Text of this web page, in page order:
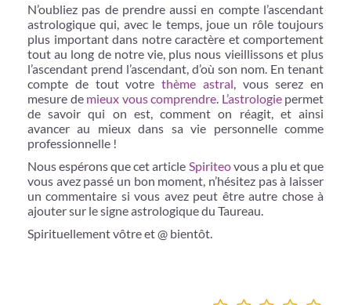
N’oubliez pas de prendre aussi en compte l’ascendant
astrologique qui, avec le temps, joue un rôle toujours
plus important dans notre caractère et comportement
tout au long de notre vie, plus nous vieillissons et plus
l’ascendant prend l’ascendant, d’où son nom. En tenant
compte de tout votre thème astral, vous serez en
mesure de mieux vous comprendre. L’astrologiepermet
de savoir qui on est, comment on réagit, et ainsi
avancer au mieux dans sa vie personnelle comme
professionnelle !
Nous espérons que cet article Spiriteovous a plu et que
vous avez passé un bon moment, n’hésitez pas à laisser
un commentaire si vous avez peut être autre chose à
ajouter sur le signe astrologique du Taureau.
Spirituellement vôtre et @ bientôt.